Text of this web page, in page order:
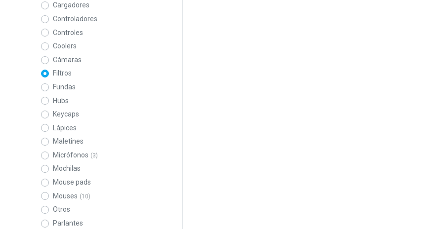
Cargadores
Controladores
Controles
Coolers
Cámaras
Filtros
Fundas
Hubs
Keycaps
Lápices
Maletines
Micrófonos (3)
Mochilas
Mouse pads
Mouses (10)
Otros
Parlantes